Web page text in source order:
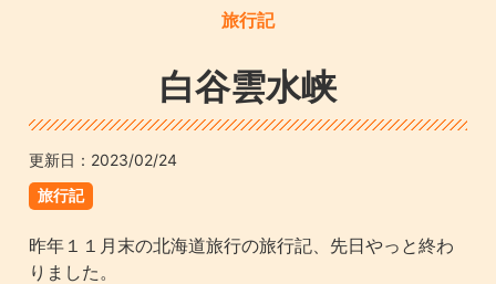
旅行記
白谷雲水峡
更新日： 2023/02/24
旅行記
昨年１１月末の北海道旅行の旅行記、先日やっと終わ
りました。